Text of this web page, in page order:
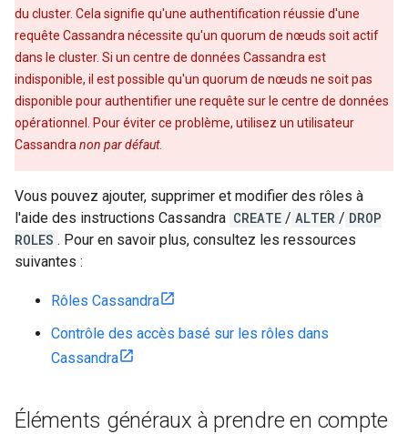
du cluster. Cela signifie qu'une authentification réussie d'une
requête Cassandra nécessite qu'un quorum de nœuds soit actif
dans le cluster. Si un centre de données Cassandra est
indisponible, il est possible qu'un quorum de nœuds ne soit pas
disponible pour authentifier une requête sur le centre de données
opérationnel. Pour éviter ce problème, utilisez un utilisateur
Cassandra non par défaut.
Vous pouvez ajouter, supprimer et modifier des rôles à
l'aide des instructions Cassandra CREATE / ALTER / DROP
ROLES . Pour en savoir plus, consultez les ressources
suivantes :
Rôles Cassandra
Contrôle des accès basé sur les rôles dans
Cassandra
Éléments généraux à prendre en compte